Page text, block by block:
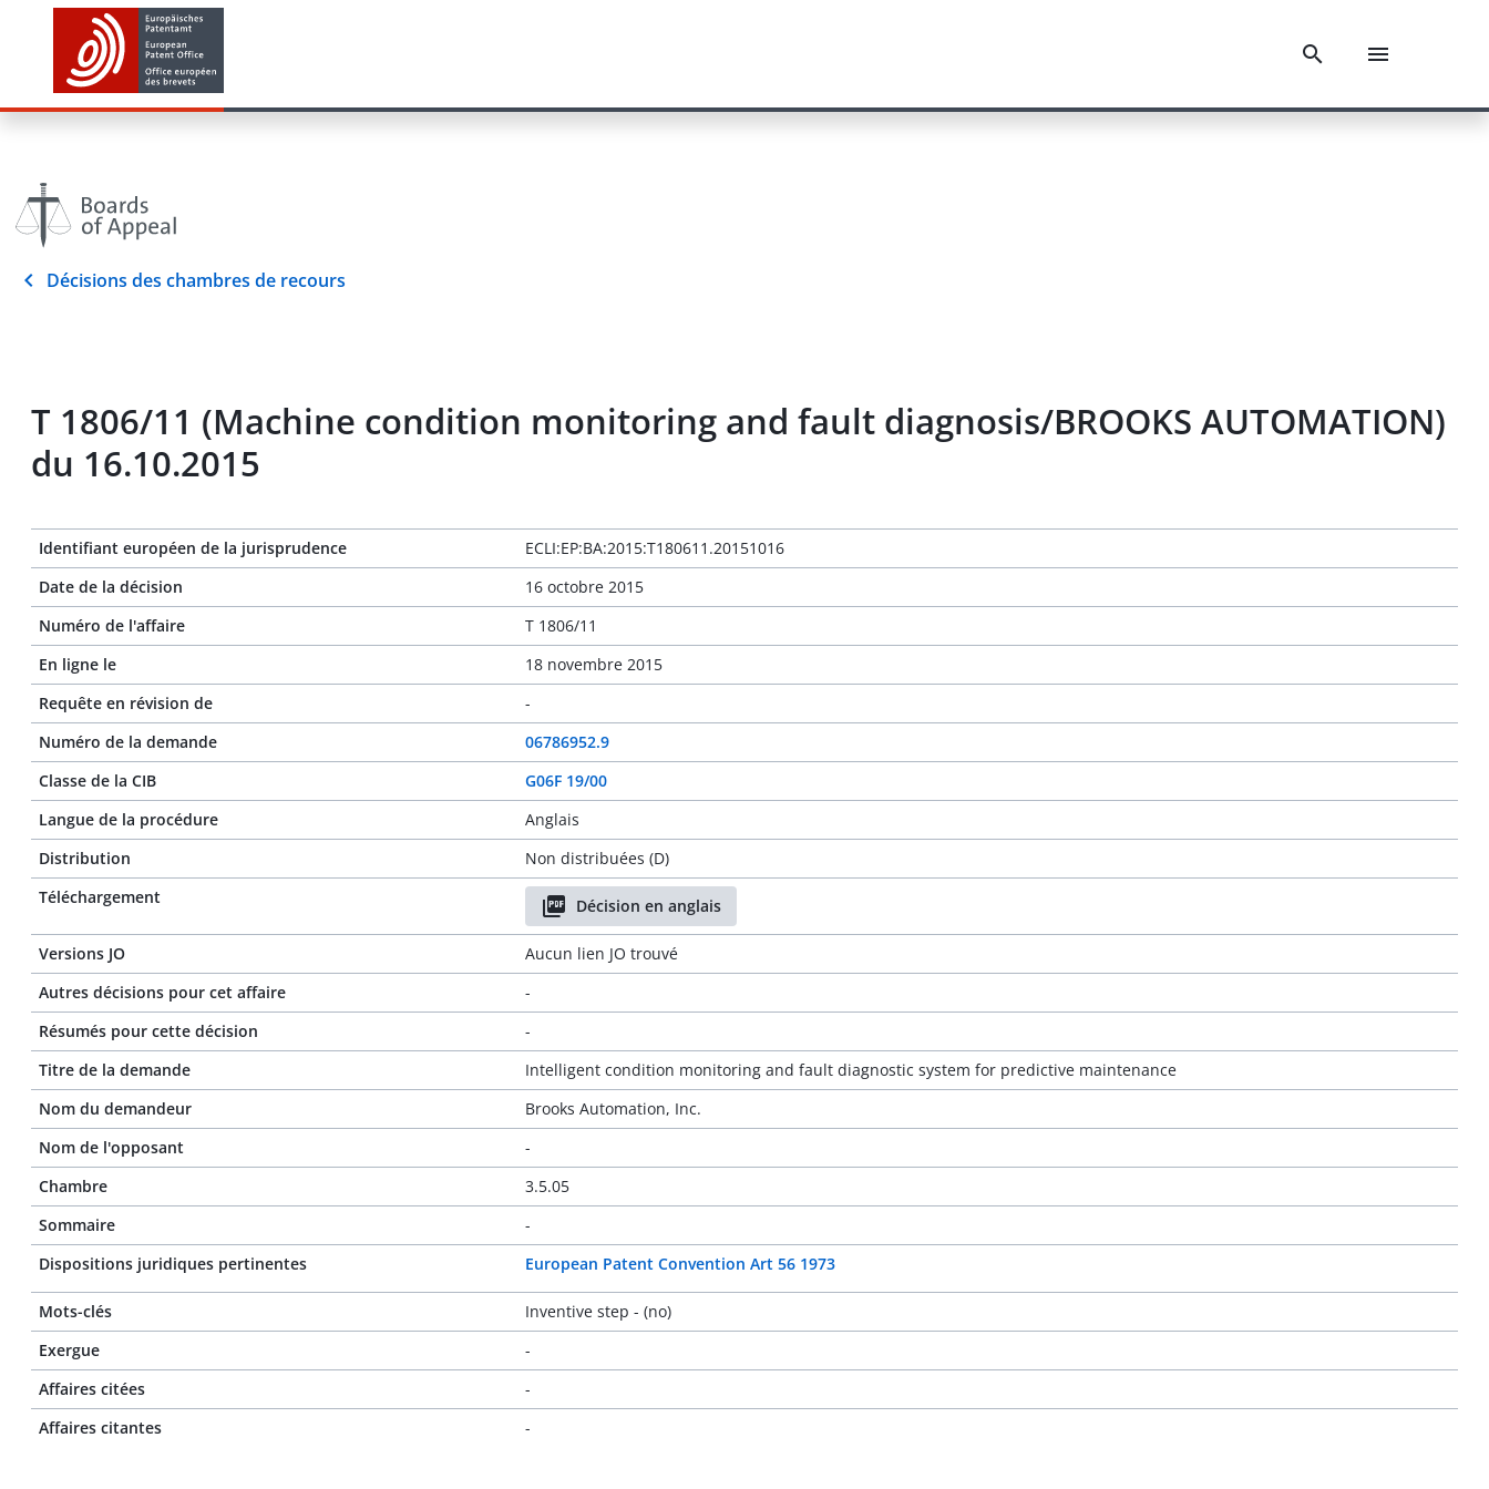
Décisions des chambres de recours
T 1806/11 (Machine condition monitoring and fault diagnosis/BROOKS AUTOMATION)
du 16.10.2015
Identifiant européen de la jurisprudence
ECLI:EP:BA:2015:T180611.20151016
Date de la décision
16 octobre 2015
Numéro de l'affaire
T 1806/11
En ligne le
18 novembre 2015
Requête en révision de
-
Numéro de la demande
06786952.9
Classe de la CIB
G06F 19/00
Langue de la procédure
Anglais
Distribution
Non distribuées (D)
Téléchargement
Décision en anglais
Versions JO
Aucun lien JO trouvé
Autres décisions pour cet affaire
-
Résumés pour cette décision
-
Titre de la demande
Intelligent condition monitoring and fault diagnostic system for predictive maintenance
Nom du demandeur
Brooks Automation, Inc.
Nom de l'opposant
-
Chambre
3.5.05
Sommaire
-
Dispositions juridiques pertinentes
European Patent Convention Art 56 1973
Mots-clés
Inventive step - (no)
Exergue
-
Affaires citées
-
Affaires citantes
-